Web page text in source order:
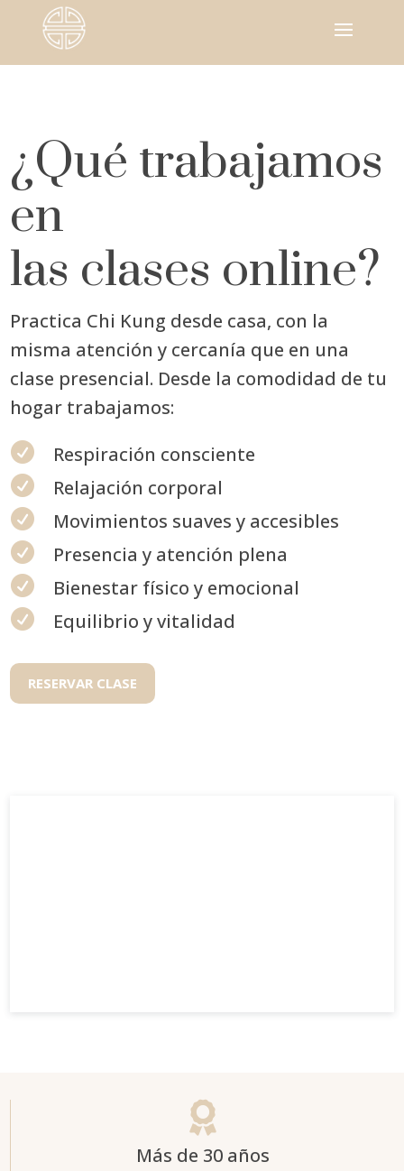
¿Qué trabajamos
en
las clases online?
Practica Chi Kung desde casa, con la
misma atención y cercanía que en una
clase presencial. Desde la comodidad de tu
hogar trabajamos:
 Respiración consciente
 Relajación corporal
 Movimientos suaves y accesibles
 Presencia y atención plena
 Bienestar físico y emocional
 Equilibrio y vitalidad
RESERVAR CLASE

Más de 30 años